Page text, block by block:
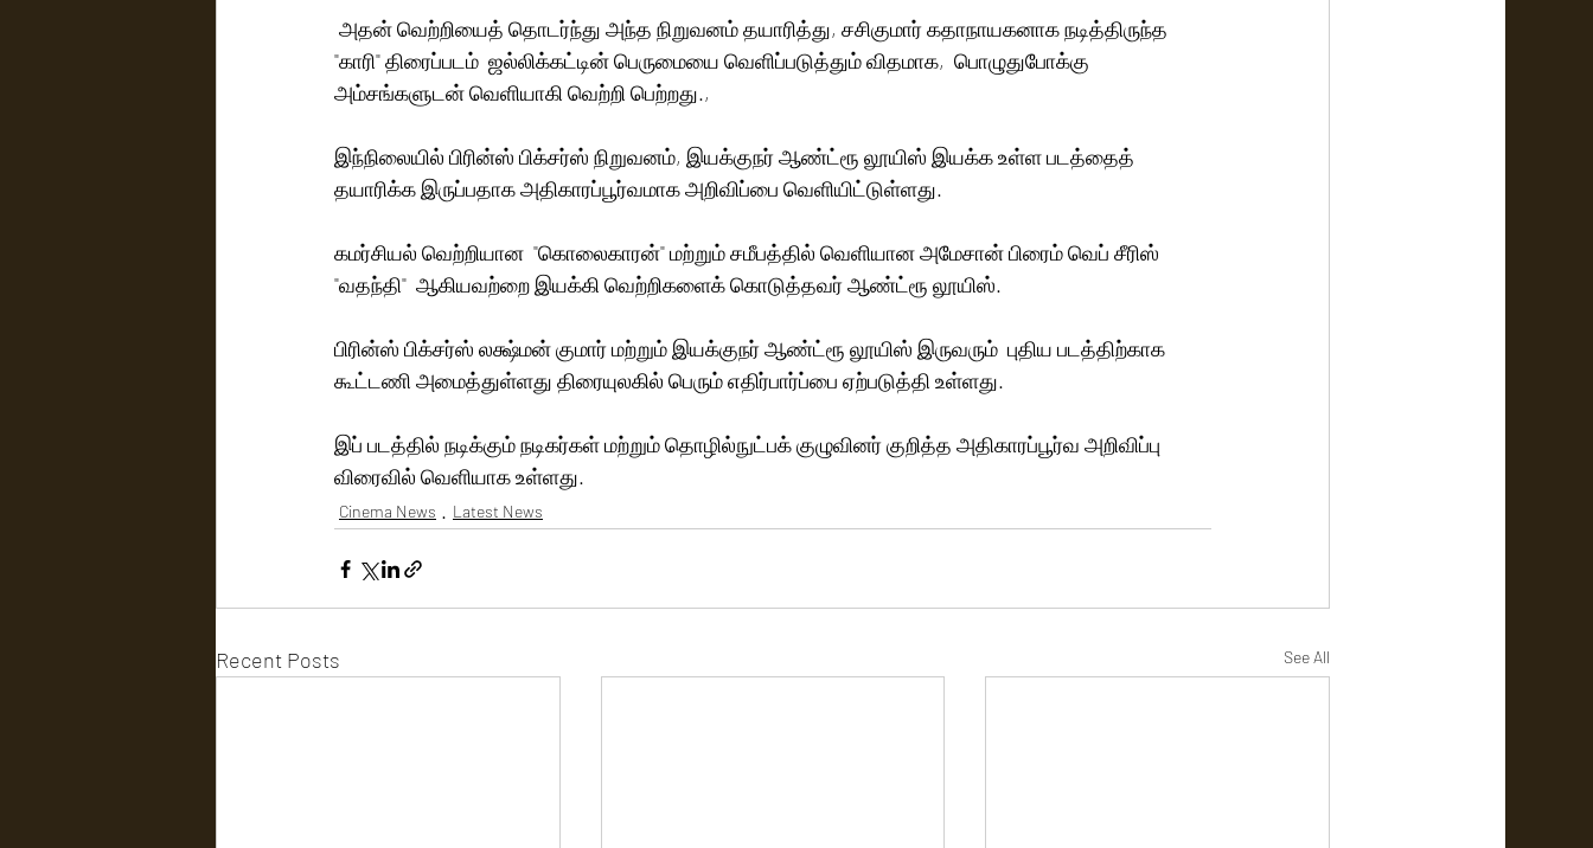
"காரி" திரைப்படம்  ஜல்லிக்கட்டின் பெருமையை வெளிப்படுத்தும் விதமாக,  பொழுதுபோக்கு
அம்சங்களுடன் வெளியாகி வெற்றி பெற்றது.,
இந்நிலையில் பிரின்ஸ் பிக்சர்ஸ் நிறுவனம், இயக்குநர் ஆண்ட்ரூ லூயிஸ் இயக்க உள்ள படத்தைத்
தயாரிக்க இருப்பதாக அதிகாரப்பூர்வமாக அறிவிப்பை வெளியிட்டுள்ளது.
கமர்சியல் வெற்றியான  "கொலைகாரன்" மற்றும் சமீபத்தில் வெளியான அமேசான் பிரைம் வெப் சீரிஸ்
"வதந்தி"  ஆகியவற்றை இயக்கி வெற்றிகளைக் கொடுத்தவர் ஆண்ட்ரூ லூயிஸ்.
பிரின்ஸ் பிக்சர்ஸ் லக்ஷ்மன் குமார் மற்றும் இயக்குநர் ஆண்ட்ரூ லூயிஸ் இருவரும்  புதிய படத்திற்காக
கூட்டணி அமைத்துள்ளது திரையுலகில் பெரும் எதிர்பார்ப்பை ஏற்படுத்தி உள்ளது.
இப் படத்தில் நடிக்கும் நடிகர்கள் மற்றும் தொழில்நுட்பக் குழுவினர் குறித்த அதிகாரப்பூர்வ அறிவிப்பு
விரைவில் வெளியாக உள்ளது.
Cinema News Latest News
Recent Posts See All